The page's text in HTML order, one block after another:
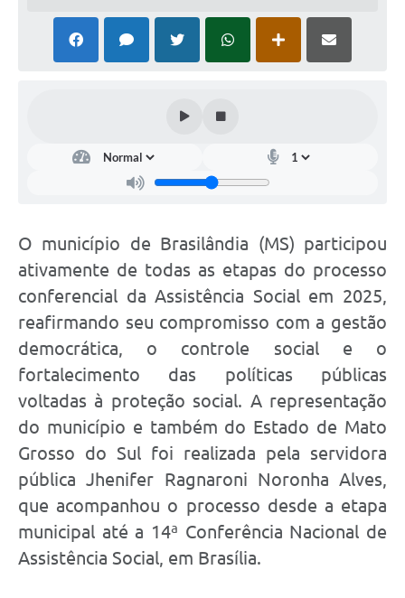
O município de Brasilândia (MS) participou
ativamente de todas as etapas do processo
conferencial da Assistência Social em 2025,
reafirmando seu compromisso com a gestão
democrática, o controle social e o
fortalecimento das políticas públicas
voltadas à proteção social. A representação
do município e também do Estado de Mato
Grosso do Sul foi realizada pela servidora
pública Jhenifer Ragnaroni Noronha Alves,
que acompanhou o processo desde a etapa
municipal até a 14ª Conferência Nacional de
Assistência Social, em Brasília.